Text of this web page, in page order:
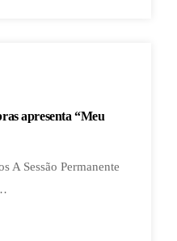
apresenta “Meu
A Sessão Permanente